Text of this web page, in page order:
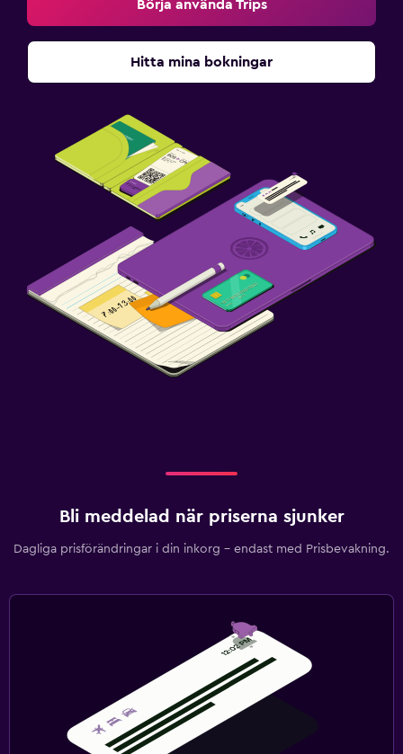
Börja använda Trips
Hitta mina bokningar
Bli meddelad när priserna sjunker
Dagliga prisförändringar i din inkorg – endast med Prisbevakning.